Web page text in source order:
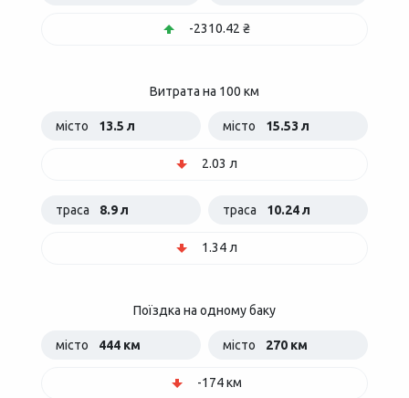
-2310.42 ₴
Витрата на 100 км
місто 13.5 л місто 15.53 л
2.03 л
траса 8.9 л траса 10.24 л
1.34 л
Поїздка на одному баку
місто 444 км місто 270 км
-174 км